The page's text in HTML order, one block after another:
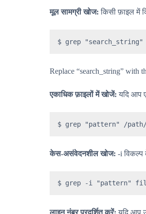
मूल सामग्री खोज: किसी फ़ाइल में
$ grep "search_string"
Replace “search_string” with
एकाधिक फ़ाइलों में खोजें: यदि आप
$ grep "pattern" /
केस-असंवेदनशील खोज: -i
$ grep -i "pattern"
लाइन नंबर प्रदर्शित करें: यदि आप